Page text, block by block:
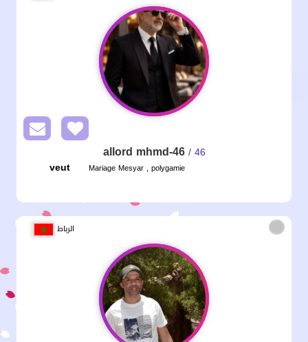
allord mhmd-46 / 46
veut
Mariage Mesyar , polygamie
الرباط